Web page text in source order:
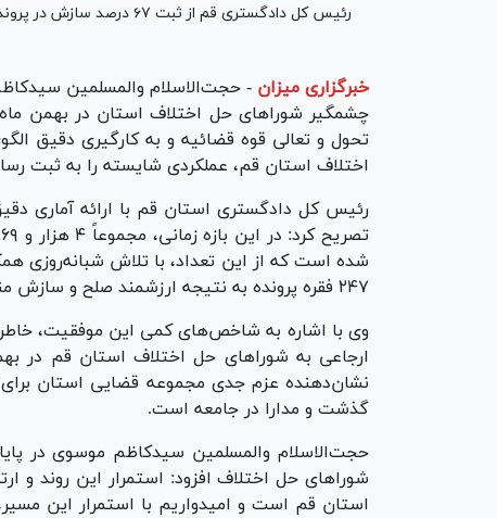
رئیس کل دادگستری قم از ثبت ۶۷ درصد سازش در پرونده‌های شورای حل اختلاف استان در بهمن‌ماه ۱۴۰۴ خبر داد.
خبرگزاری میزان - حجت‌الاسلام والمسلمین
تحول و تعالی قوه قضائیه و به کارگیری دقیق
اختلاف استان قم، عملکردی شایسته را به ثبت
رئیس کل دادگستری استان قم با ارائه آماری
۲۴۷ فقره پرونده به نتیجه ارزشمند صلح و سازش منجر شده است.
وی با اشاره به شاخص‌های کمی این موفقیت،
نشان‌دهنده عزم جدی مجموعه قضایی استان
گذشت و مدارا در جامعه است.
حجت‌الاسلام والمسلمین سیدکاظم موسوی در
شورا‌های حل اختلاف افزود: استمرار این روند و
استان قم است و امیدواریم با استمرار این